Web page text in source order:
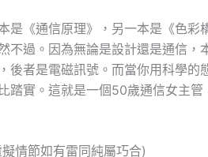
是《通信原理》，另一本是《色彩
不過。因為無論是設計還是通信，
者是電磁訊號。而當你用科學的
踏實。這就是一個50歲通信女主管
情節如有雷同純屬巧合)